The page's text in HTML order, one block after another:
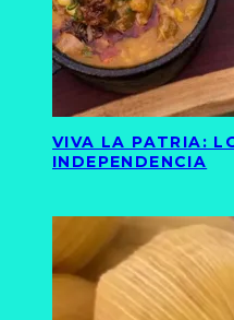
VIVA LA PATRIA:
INDEPENDENCIA